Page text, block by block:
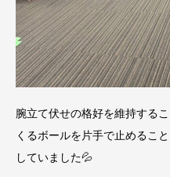
腕立て伏せの格好を維持する
くるボールを片手で止めるこ
していました💦